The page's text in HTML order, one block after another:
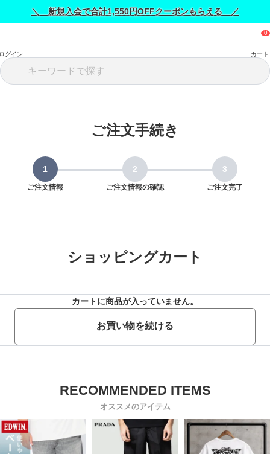
＼ 新規入会で合計1,550円OFFクーポンもらえる ／
グイン カート
ご注文手続き
ご注文情報 ご注文情報の確認 ご注文完了
ショッピングカート
カートに商品が入っていません。
お買い物を続ける
オススメのアイテム